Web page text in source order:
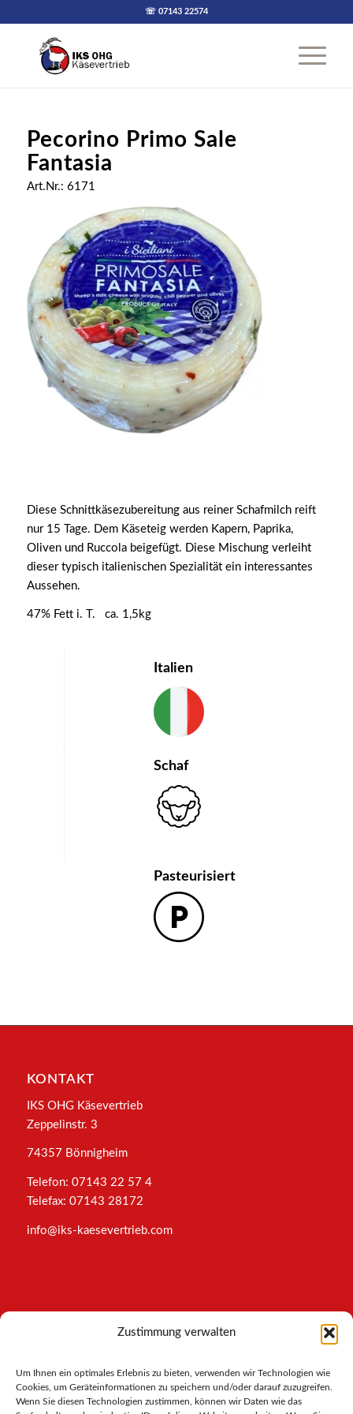
Zustimmung verwalten
Um Ihnen ein optimales Erlebnis zu bieten, verwenden wir Technologien wie
Cookies, um Geräteinformationen zu speichern und/oder darauf zuzugreifen.
Wenn Sie diesen Technologien zustimmen, können wir Daten wie das
☏ 07143 22574
Pecorino Primo Sale
Fantasia
Art.Nr.: 6171
Diese Schnittkäsezubereitung aus reiner Schafmilch reift
nur 15 Tage. Dem Käseteig werden Kapern, Paprika,
Oliven und Ruccola beigefügt. Diese Mischung verleiht
dieser typisch italienischen Spezialität ein interessantes
Aussehen.
47% Fett i. T. ca. 1,5kg
Italien
Schaf
Pasteurisiert
KONTAKT
IKS OHG Käsevertrieb
Zeppelinstr. 3
74357 Bönnigheim
Telefon: 07143 22 57 4
Telefax: 07143 28172
info@iks-kaesevertrieb.com
INFORMATIONEN
AGB
Datenschutz